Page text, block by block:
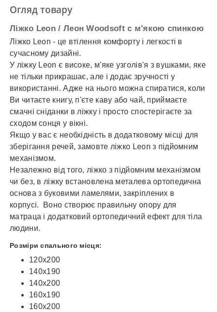
✓ Детальніше
Огляд товару
Ліжко Leon / Леон Woodsoft с м'якою спинкою
Ліжко Leon - це втілення комфорту і легкості в
сучасному дизайні.
У ліжку Leon є високе, м'яке узголів'я з вушками, яке
не тільки прикрашає, але і додає зручності у
використанні. Адже на нього можна спиратися, коли
Ви читаєте книгу, п'єте каву або чай, приймаєте
смачні сніданки в ліжку і просто спостерігаєте за
сходом сонця у вікні.
Якщо у вас є необхідність в додатковому місці для
зберігання речей, замовте ліжко Leon з підйомним
механізмом.
Незалежно від того, ліжко з підйомним механізмом
чи без, в ліжку встановлена ​​металева ортопедична
основа з буковими ламелями, закріплених в
корпусі. Воно створює правильну опору для
матраца і додатковий ортопедичний ефект для тіла
людини.
Розміри спального місця:
120х200
140х190
140х200
160х190
160х200